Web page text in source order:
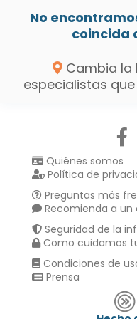
No
coincida
Cambia la
especialistas
Quiénes somos
Política de
Preguntas más
Recomienda a un
Seguridad de la
Como cuidamos
Condiciones de
Prensa